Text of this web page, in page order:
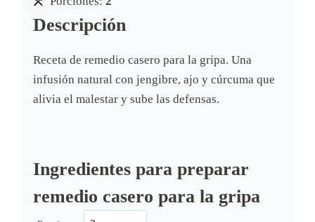
Descripción
Receta de remedio casero para la gripa. Una
infusión natural con jengibre, ajo y cúrcuma que
alivia el malestar y sube las defensas.
Ingredientes para preparar
remedio casero para la gripa